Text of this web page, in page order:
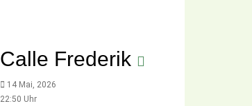
Calle Frederik
14 Mai, 2026
22:50 Uhr